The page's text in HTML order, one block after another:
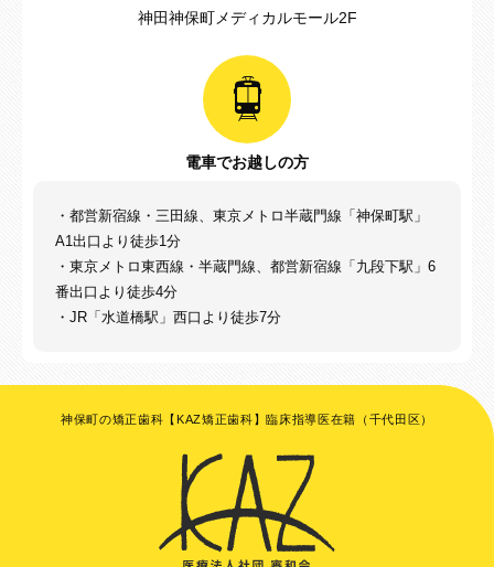
神田神保町メディカルモール2F
電車でお越しの方
・都営新宿線・三田線、東京メトロ半蔵門線「神保町駅」
A1出口より徒歩1分
・東京メトロ東西線・半蔵門線、都営新宿線「九段下駅」6
番出口より徒歩4分
・JR「水道橋駅」西口より徒歩7分
神保町の矯正歯科【KAZ矯正歯科】臨床指導医在籍（千代田区）